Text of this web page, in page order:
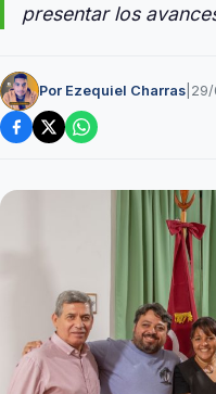
presentar los
Por Ezequiel Charras 29/